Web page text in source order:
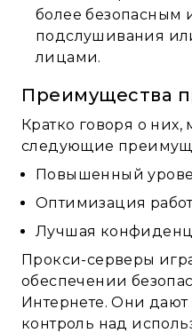
более
подслушивания
лицами.
Преимущества
Кратко говоря о
следующие
Повышенный
Оптимизация
Лучшая
Прокси-серверы
обеспечении
Интернете. Они дают
контроль над